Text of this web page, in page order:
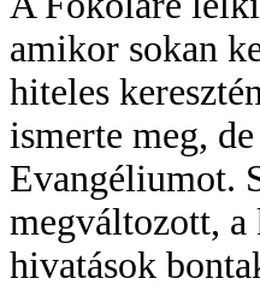
amikor sokan
hiteles
ismerte meg,
Evangéliumot.
megváltozott, a
hivatások